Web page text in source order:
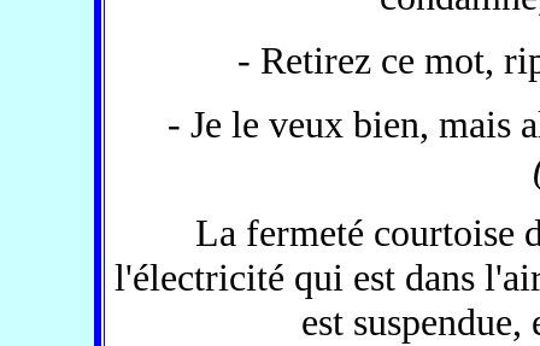
- Retirez ce mot,
- Je le veux bien, mais
La fermeté courtoise
l'électricité qui est dans
est